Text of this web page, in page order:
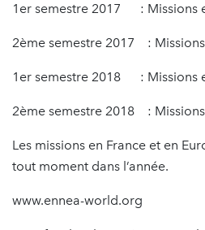
1er semestre 2017 : Missions
2ème semestre 2017 :
1er semestre 2018 : Missions
2ème semestre 2018 :
Les missions en France et en
tout moment dans l’année.
www.ennea-world.org